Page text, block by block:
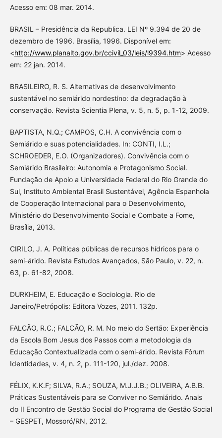
Acesso em: 08 mar. 2014.
BRASIL – Presidência da Republica. LEI Nº 9.394 de 20 de
dezembro de 1996. Brasília, 1996. Disponível em:
<http://www.planalto.gov.br/ccivil_03/leis/l9394.htm> Acesso
em: 22 jan. 2014.
BRASILEIRO, R. S. Alternativas de desenvolvimento
sustentável no semiárido nordestino: da degradação à
conservação. Revista Scientia Plena, v. 5, n. 5, p. 1-12, 2009.
BAPTISTA, N.Q.; CAMPOS, C.H. A convivência com o
Semiárido e suas potencialidades. In: CONTI, I.L.;
SCHROEDER, E.O. (Organizadores). Convivência com o
Semiárido Brasileiro: Autonomia e Protagonismo Social.
Fundação de Apoio a Universidade Federal do Rio Grande do
Sul, Instituto Ambiental Brasil Sustentável, Agência Espanhola
de Cooperação Internacional para o Desenvolvimento,
Ministério do Desenvolvimento Social e Combate a Fome,
Brasília, 2013.
CIRILO, J. A. Políticas públicas de recursos hídricos para o
semi-árido. Revista Estudos Avançados, São Paulo, v. 22, n.
63, p. 61-82, 2008.
DURKHEIM, E. Educação e Sociologia. Rio de
Janeiro/Petrópolis: Editora Vozes, 2011. 132p.
FALCÃO, R.C.; FALCÃO, R. M. No meio do Sertão: Experiência
da Escola Bom Jesus dos Passos com a metodologia da
Educação Contextualizada com o semi-árido. Revista Fórum
Identidades, v. 4, n. 2, p. 111-120, jul./dez. 2008.
FÉLIX, K.K.F; SILVA, R.A.; SOUZA, M.J.J.B.; OLIVEIRA, A.B.B.
Práticas Sustentáveis para se Conviver no Semiárido. Anais
do II Encontro de Gestão Social do Programa de Gestão Social
– GESPET, Mossoró/RN, 2012.